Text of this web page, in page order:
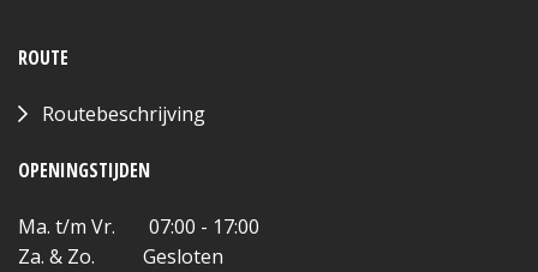
ROUTE
Routebeschrijving
OPENINGSTIJDEN
Ma. t/m Vr. 07:00 - 17:00
Za. & Zo. Gesloten